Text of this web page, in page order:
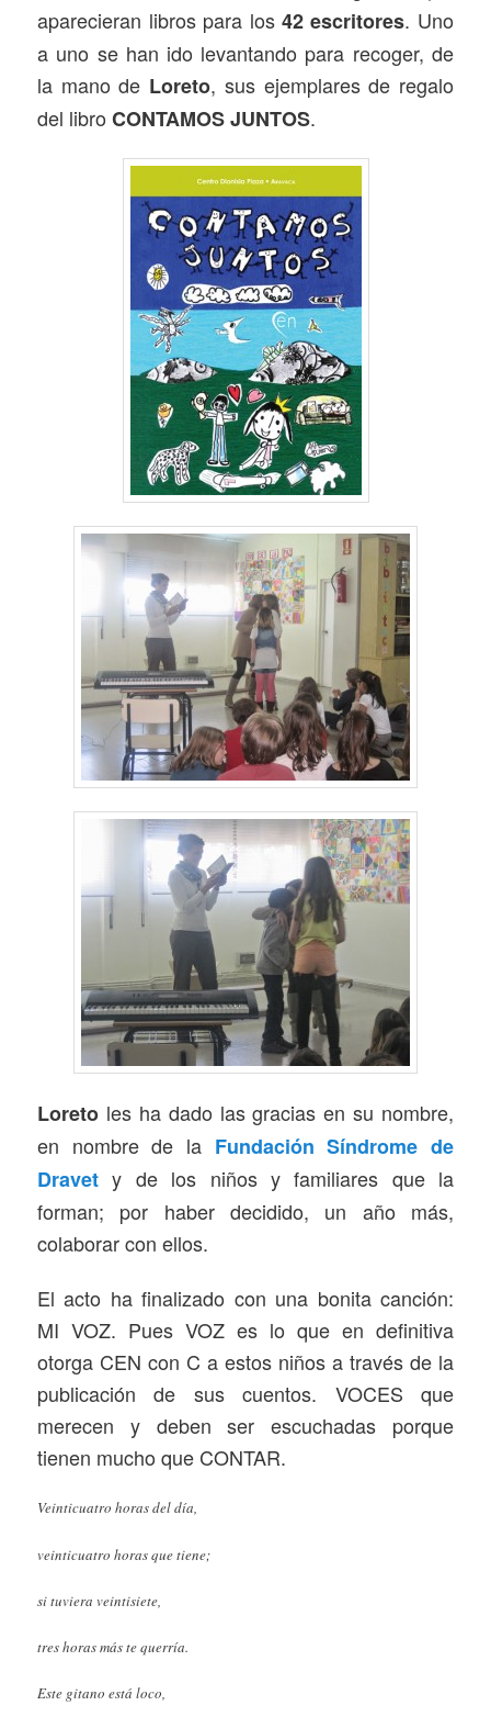
aparecieran libros para los 42 escritores. Uno
a uno se han ido levantando para recoger, de
la mano de Loreto, sus ejemplares de regalo
del libroCONTAMOS JUNTOS.
Loreto les ha dado las gracias en su nombre,
en nombre de la Fundación Síndrome de
Dravet y de los niños y familiares que la
forman; por haber decidido, un año más,
colaborar con ellos.
El acto ha finalizado con una bonita canción:
MI VOZ. Pues VOZ es lo que en definitiva
otorga CEN con C a estos niños a través de la
publicación de sus cuentos. VOCES que
merecen y deben ser escuchadas porque
tienen mucho que CONTAR.
Veinticuatro horas del día,
veinticuatro horas que tiene;
si tuviera veintisiete,
tres horas más te querría.
Este gitano está loco,